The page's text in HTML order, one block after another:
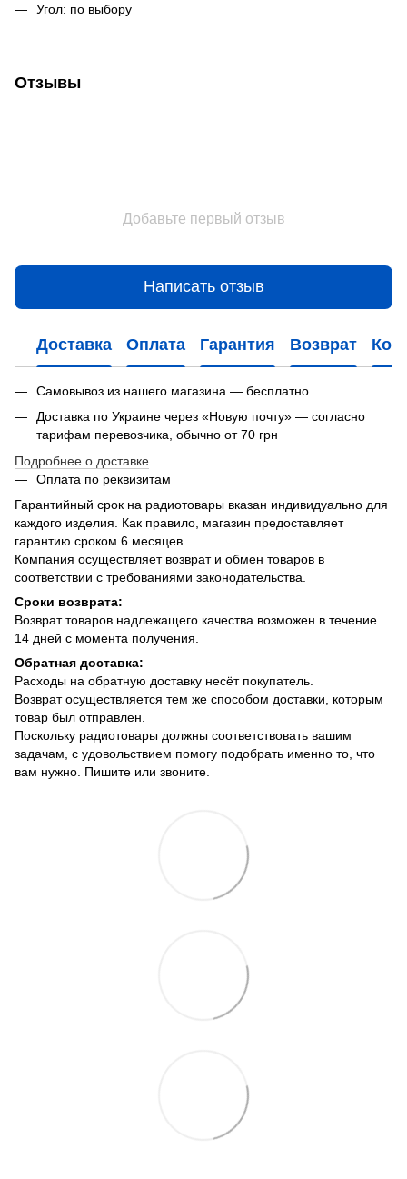
Угол: по выбору
Отзывы
Добавьте первый отзыв
Написать отзыв
Доставка Оплата Гарантия Возврат
Самовывоз из нашего магазина — бесплатно.
Доставка по Украине через «Новую почту» — согласно
тарифам перевозчика, обычно от 70 грн
Подробнее о доставке
Оплата по реквизитам
Гарантийный срок на радиотовары вказан индивидуально для
каждого изделия. Как правило, магазин предоставляет
гарантию сроком 6 месяцев.
Компания осуществляет возврат и обмен товаров в
соответствии с требованиями законодательства.
Сроки возврата:
Возврат товаров надлежащего качества возможен в течение
14 дней с момента получения.
Обратная доставка:
Расходы на обратную доставку несёт покупатель.
Возврат осуществляется тем же способом доставки, которым
товар был отправлен.
Поскольку радиотовары должны соответствовать вашим
задачам, с удовольствием помогу подобрать именно то, что
вам нужно. Пишите или звоните.